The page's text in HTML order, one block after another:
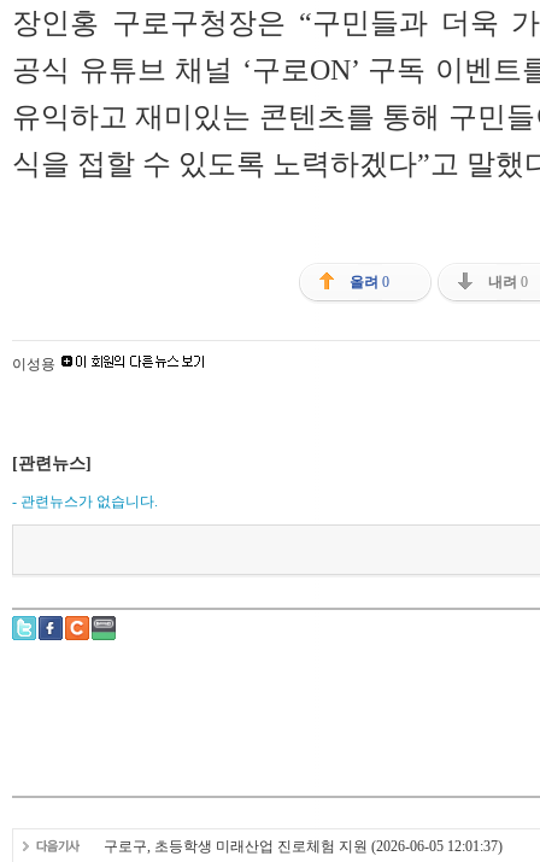
장인홍 구로구청장은 “구민들과 더욱
공식 유튜브 채널 ‘구로ON’ 구독 이벤트
유익하고 재미있는 콘텐츠를 통해 구민
식을 접할 수 있도록 노력하겠다”고 말했
올려 0 내려 0
이성용
[관련뉴스]
- 관련뉴스가 없습니다.
구로구, 초등학생 미래산업 진로체험 지원 (2026-06-05 12:01:37)